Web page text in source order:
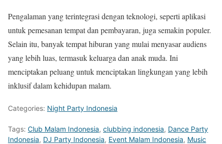
Pengalaman yang terintegrasi dengan teknologi, seperti aplikasi
untuk pemesanan tempat dan pembayaran, juga semakin populer.
Selain itu, banyak tempat hiburan yang mulai menyasar audiens
yang lebih luas, termasuk keluarga dan anak muda. Ini
menciptakan peluang untuk menciptakan lingkungan yang lebih
inklusif dalam kehidupan malam.
Categories: Night Party Indonesia
Tags: Club Malam Indonesia, clubbing indonesia, Dance Party
Indonesia, DJ Party Indonesia, Event Malam Indonesia, Music